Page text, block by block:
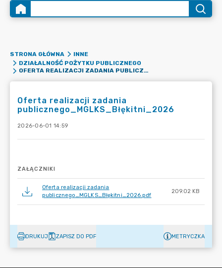
STRONA GŁÓWNA
INNE
DZIAŁALNOŚĆ POŻYTKU PUBLICZNEGO
OFERTA REALIZACJI ZADANIA PUBLICZNEGO_MGLKS_BŁĘKITNI_2026
Oferta realizacji zadania
publicznego_MGLKS_Błękitni_2026
2026-06-01 14:59
ZAŁĄCZNIKI
Oferta realizacji zadania
publicznego_MGLKS_Błękitni_2026.pdf
209.02 KB
DRUKUJ ZAPISZ DO PDF METRYCZKA